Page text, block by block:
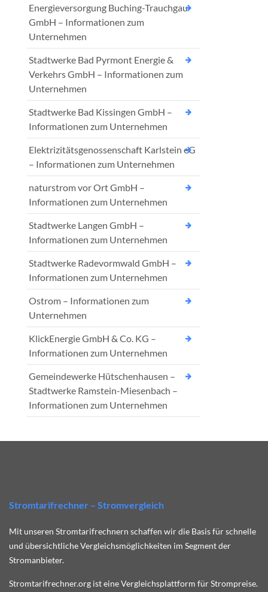
Energieversorgung Buching-Trauchgau
GmbH – Informationen zum
Unternehmen
Stadtwerke Bad Pyrmont Energie &
Verkehrs GmbH – Informationen zum
Unternehmen
Stadtwerke Bad Kissingen GmbH –
Informationen zum Unternehmen
Elektrizitätsgenossenschaft Karlstein eG
– Informationen zum Unternehmen
naturstrom vor Ort GmbH –
Informationen zum Unternehmen
Stadtwerke Langen GmbH –
Informationen zum Unternehmen
Stadtwerke Radevormwald GmbH –
Informationen zum Unternehmen
Ostrom – Informationen zum
Unternehmen
KlickEnergie GmbH & Co. KG –
Informationen zum Unternehmen
Gemeindewerke Hütschenhausen –
Stadtwerke Ramstein-Miesenbach –
Informationen zum Unternehmen
Stromtarifrechner – Stromvergleich
Mit unseren Stromtarifrechnern schaffen wir die Basis für schnelle
und übersichtliche Vergleichsmöglichkeiten im Segment der
Stromanbieter.
Stromtarifrechner.org ist eine Vergleichsplattform für Strompreise.